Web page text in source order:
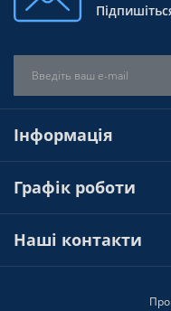
Інформація
Графік роботи
Наші контакти